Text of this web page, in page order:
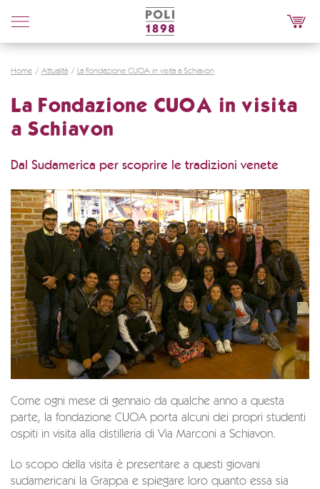
Poli
Distillerie
Home Attualità La Fondazione CUOA in visita a Schiavon
La Fondazione CUOA in visita
a Schiavon
Dal Sudamerica per scoprire le tradizioni venete
Come ogni mese di gennaio da qualche anno a questa
parte, la fondazione CUOA porta alcuni dei propri studenti
ospiti in visita alla distilleria di Via Marconi a Schiavon.
Lo scopo della visita è presentare a questi giovani
sudamericani la Grappa e spiegare loro quanto essa sia